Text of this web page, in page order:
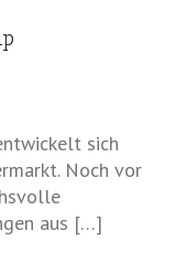
sich
Noch vor
aus […]